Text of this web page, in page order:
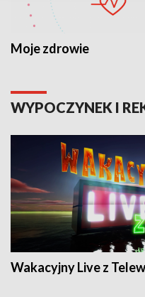
Moje zdrowie
WYPOCZYNEK I
Wakacyjny Live z